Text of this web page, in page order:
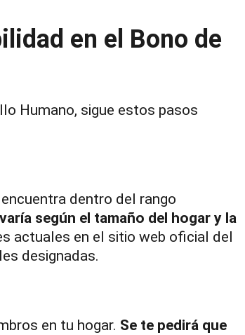
en el Bono de
Humano, sigue estos pasos
dentro del rango
según el tamaño del hogar y la
actuales en el sitio web oficial del
designadas.
en tu hogar. Se te pedirá que